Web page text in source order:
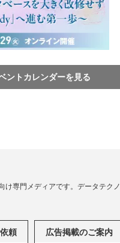
ントカレンダーを見る
け専門メディアです。データテクノ
頼 広告掲載のご案内